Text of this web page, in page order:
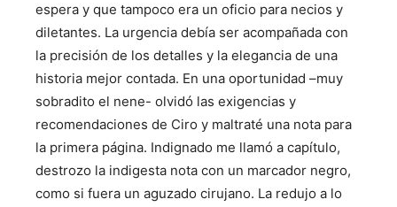
espera y que tampoco era un oficio para necios y
diletantes. La urgencia debía ser acompañada con
la precisión de los detalles y la elegancia de una
historia mejor contada. En una oportunidad –muy
sobradito el nene- olvidó las exigencias y
recomendaciones de Ciro y maltraté una nota para
la primera página. Indignado me llamó a capítulo,
destrozo la indigesta nota con un marcador negro,
como si fuera un aguzado cirujano. La redujo a lo